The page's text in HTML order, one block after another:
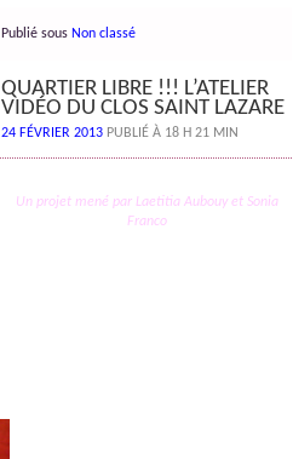
Publié sous Non classé
QUARTIER LIBRE !!! L’ATELIER
VIDÉO DU CLOS SAINT LAZARE
24 FÉVRIER 2013 PUBLIÉ À 18 H 21 MIN
Un projet mené par Laetitia Aubouy et Sonia
Franco